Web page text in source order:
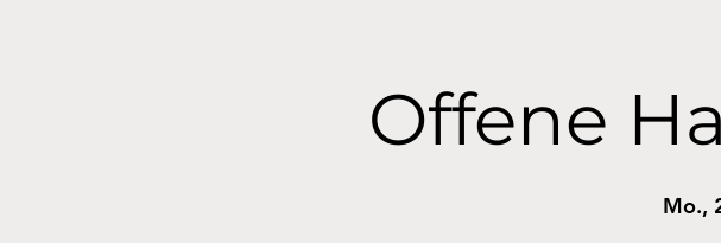
Offene
Mo.,